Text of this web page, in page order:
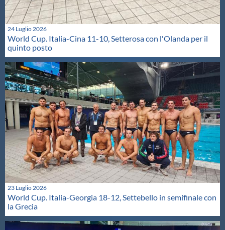
24 Luglio 2026
World Cup. Italia-Cina 11-10, Setterosa con l'Olanda per il
quinto posto
23 Luglio 2026
World Cup. Italia-Georgia 18-12, Settebello in semifinale con
la Grecia